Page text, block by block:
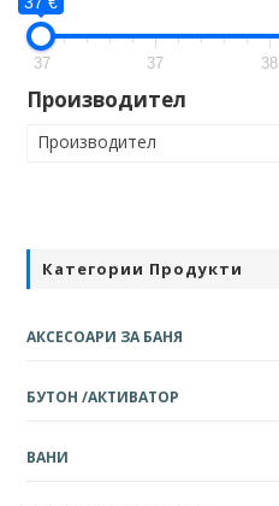
37 37 38
Производител
Производител
Категории Продукти
АКСЕСОАРИ ЗА БАНЯ
БУТОН /АКТИВАТОР
ВАНИ